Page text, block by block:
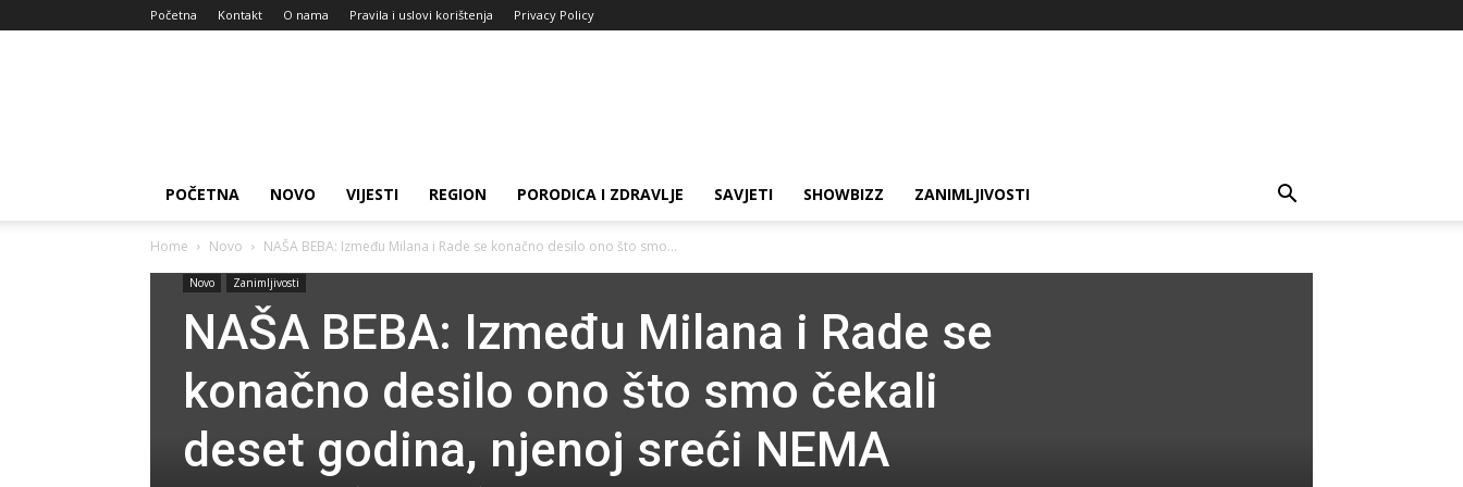
Početna Kontakt O nama Pravila i uslovi korištenja Privacy Policy
POČETNA NOVO VIJESTI REGION PORODICA I ZDRAVLJE SAVJETI SHOWBIZZ ZANIMLJIVOSTI
Home Novo NAŠA BEBA: Između Milana i Rade se konačno desilo ono što smo...
Novo Zanimljivosti
NAŠA BEBA: Između Milana i Rade se
konačno desilo ono što smo čekali
deset godina, njenoj sreći NEMA